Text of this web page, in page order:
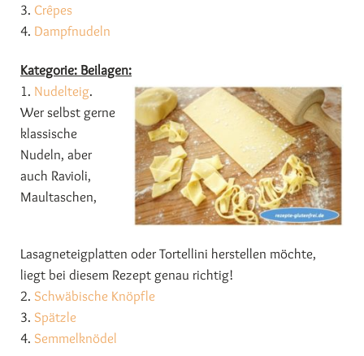
3. Crêpes
4. Dampfnudeln
Kategorie: Beilagen:
1. Nudelteig.
Wer selbst gerne
klassische
Nudeln, aber
auch Ravioli,
Maultaschen,
Lasagneteigplatten oder Tortellini herstellen möchte,
liegt bei diesem Rezept genau richtig!
2. Schwäbische Knöpfle
3. Spätzle
4. Semmelknödel